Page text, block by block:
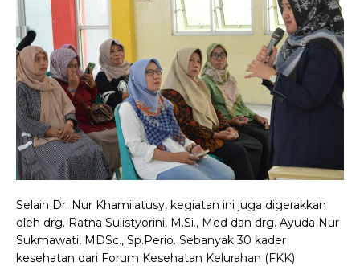
Selain Dr. Nur Khamilatusy, kegiatan ini juga digerakkan
oleh drg. Ratna Sulistyorini, M.Si., Med dan drg. Ayuda Nur
Sukmawati, MDSc., Sp.Perio. Sebanyak 30 kader
kesehatan dari Forum Kesehatan Kelurahan (FKK)